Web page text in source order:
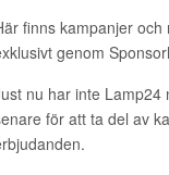
finns kampanjer
genom
nu har inte Lamp24
för att ta del av